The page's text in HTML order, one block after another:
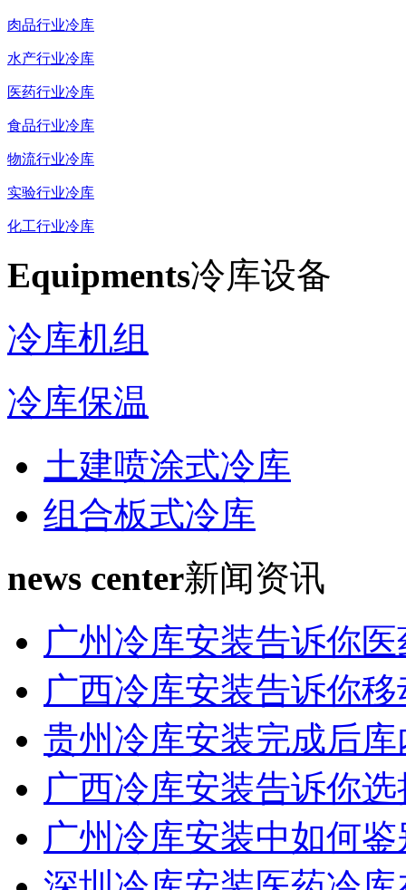
肉品行业冷库
水产行业冷库
医药行业冷库
食品行业冷库
物流行业冷库
实验行业冷库
化工行业冷库
Equipments冷库设备
冷库机组
冷库保温
土建喷涂式冷库
组合板式冷库
news center新闻资讯
广州冷库安装告诉你
广西冷库安装告诉你
贵州冷库安装完成后
广西冷库安装告诉你
广州冷库安装中如何